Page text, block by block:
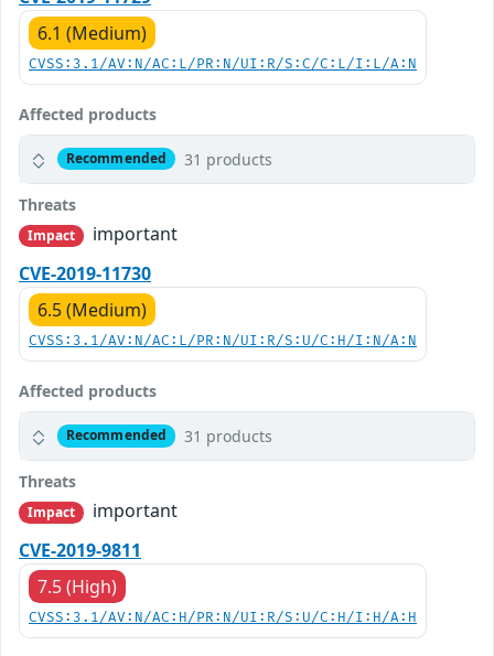
6.1 (Medium)
CVSS:3.1/AV:N/AC:L/PR:N/UI:R/S:C/C:L/I:L/A:N
Affected products
Recommended 31 products
Threats
Impact
important
CVE-2019-11730
6.5 (Medium)
CVSS:3.1/AV:N/AC:L/PR:N/UI:R/S:U/C:H/I:N/A:N
Affected products
Recommended 31 products
Threats
Impact
important
CVE-2019-9811
7.5 (High)
CVSS:3.1/AV:N/AC:H/PR:N/UI:R/S:U/C:H/I:H/A:H